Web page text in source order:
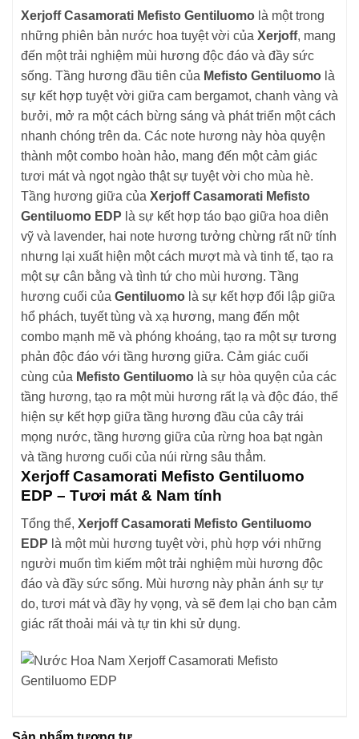
Xerjoff Casamorati Mefisto Gentiluomo là một trong
những phiên bản nước hoa tuyệt vời của Xerjoff, mang
đến một trải nghiệm mùi hương độc đáo và đầy sức
sống. Tầng hương đầu tiên của Mefisto Gentiluomo là
sự kết hợp tuyệt vời giữa cam bergamot, chanh vàng và
bưởi, mở ra một cách bừng sáng và phát triển một cách
nhanh chóng trên da. Các note hương này hòa quyện
thành một combo hoàn hảo, mang đến một cảm giác
tươi mát và ngọt ngào thật sự tuyệt vời cho mùa hè.
Tầng hương giữa của Xerjoff Casamorati Mefisto
Gentiluomo EDP là sự kết hợp táo bạo giữa hoa diên
vỹ và lavender, hai note hương tưởng chừng rất nữ tính
nhưng lại xuất hiện một cách mượt mà và tinh tế, tạo ra
một sự cân bằng và tình tứ cho mùi hương. Tầng
hương cuối của Gentiluomo là sự kết hợp đối lập giữa
hổ phách, tuyết tùng và xạ hương, mang đến một
combo mạnh mẽ và phóng khoáng, tạo ra một sự tương
phản độc đáo với tầng hương giữa. Cảm giác cuối
cùng của Mefisto Gentiluomo là sự hòa quyện của các
tầng hương, tạo ra một mùi hương rất lạ và độc đáo, thể
hiện sự kết hợp giữa tầng hương đầu của cây trái
mọng nước, tầng hương giữa của rừng hoa bạt ngàn
và tầng hương cuối của núi rừng sâu thẳm.
Xerjoff Casamorati Mefisto Gentiluomo
EDP – Tươi mát & Nam tính
Tổng thể, Xerjoff Casamorati Mefisto Gentiluomo
EDP là một mùi hương tuyệt vời, phù hợp với những
người muốn tìm kiếm một trải nghiệm mùi hương độc
đáo và đầy sức sống. Mùi hương này phản ánh sự tự
do, tươi mát và đầy hy vọng, và sẽ đem lại cho bạn cảm
giác rất thoải mái và tự tin khi sử dụng.